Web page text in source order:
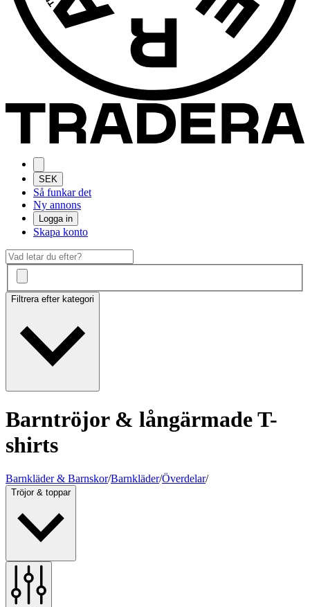
SEK
Så funkar det
Ny annons
Logga in
Skapa konto
Filtrera efter kategori
Barntröjor & långärmade T-
shirts
Barnkläder & Barnskor/Barnkläder/Överdelar/
Tröjor & toppar